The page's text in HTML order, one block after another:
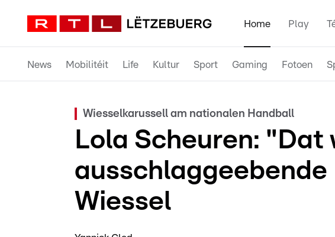
Home Play
News Mobilitéit Life Kultur Sport Gaming Fotoen
Wiesselkarussell am nationalen Handball
Lola Scheuren: "Dat
Wiessel